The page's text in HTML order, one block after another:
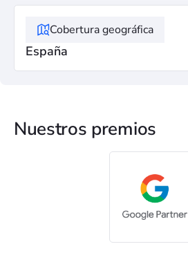
Cobertura geográfica
España
Nuestros premios